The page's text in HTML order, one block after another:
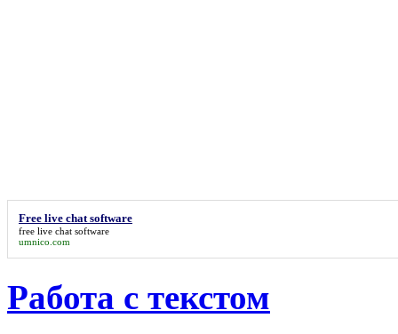
Free live chat software
free live chat software
umnico.com
Работа с текстом